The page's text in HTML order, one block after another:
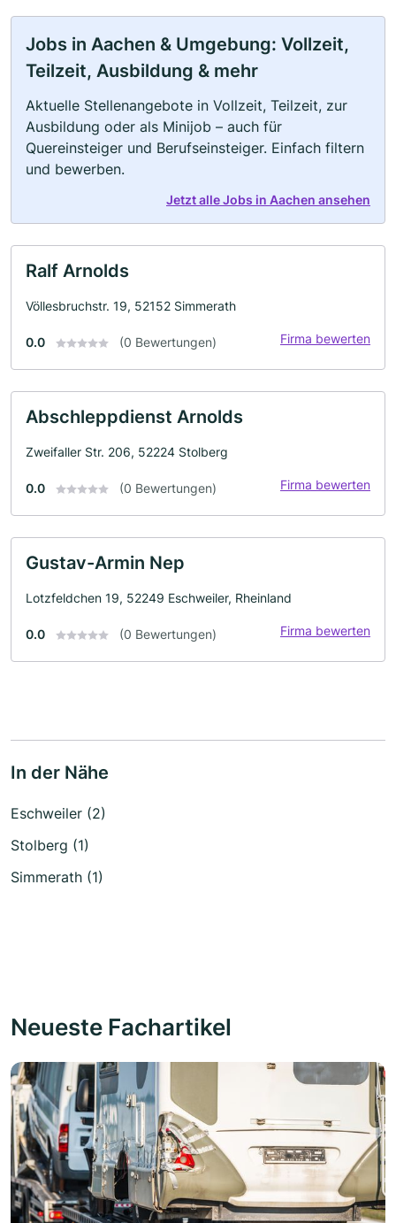
Jobs in Aachen & Umgebung: Vollzeit,
Teilzeit, Ausbildung & mehr
Aktuelle Stellenangebote in Vollzeit, Teilzeit, zur
Ausbildung oder als Minijob – auch für
Quereinsteiger und Berufseinsteiger. Einfach filtern
und bewerben.
Jetzt alle Jobs in Aachen ansehen
Ralf Arnolds
Völlesbruchstr. 19, 52152 Simmerath
0.0 (0 Bewertungen) Firma bewerten
Abschleppdienst Arnolds
Zweifaller Str. 206, 52224 Stolberg
0.0 (0 Bewertungen) Firma bewerten
Gustav-Armin Nep
Lotzfeldchen 19, 52249 Eschweiler, Rheinland
0.0 (0 Bewertungen) Firma bewerten
In der Nähe
Eschweiler (2)
Stolberg (1)
Simmerath (1)
Neueste Fachartikel